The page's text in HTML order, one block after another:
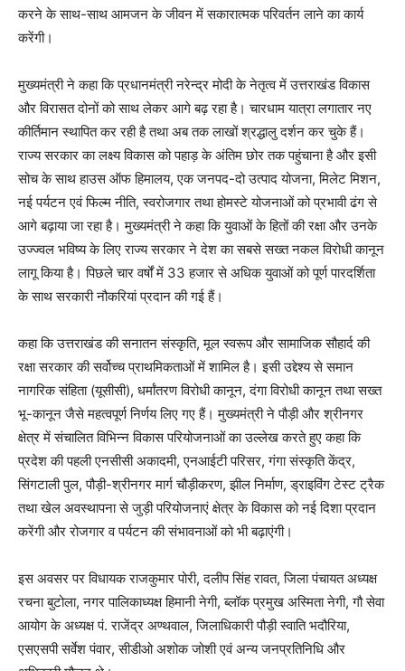
करने के साथ-साथ आमजन के जीवन में सकारात्मक परिवर्तन लाने का कार्य
करेंगी।
मुख्यमंत्री ने कहा कि प्रधानमंत्री नरेन्द्र मोदी के नेतृत्व में उत्तराखंड विकास
और विरासत दोनों को साथ लेकर आगे बढ़ रहा है। चारधाम यात्रा लगातार नए
कीर्तिमान स्थापित कर रही है तथा अब तक लाखों श्रद्धालु दर्शन कर चुके हैं।
राज्य सरकार का लक्ष्य विकास को पहाड़ के अंतिम छोर तक पहुंचाना है और इसी
सोच के साथ हाउस ऑफ हिमालय, एक जनपद-दो उत्पाद योजना, मिलेट मिशन,
नई पर्यटन एवं फिल्म नीति, स्वरोजगार तथा होमस्टे योजनाओं को प्रभावी ढंग से
आगे बढ़ाया जा रहा है। मुख्यमंत्री ने कहा कि युवाओं के हितों की रक्षा और उनके
उज्ज्वल भविष्य के लिए राज्य सरकार ने देश का सबसे सख्त नकल विरोधी कानून
लागू किया है। पिछले चार वर्षों में 33 हजार से अधिक युवाओं को पूर्ण पारदर्शिता
के साथ सरकारी नौकरियां प्रदान की गई हैं।
कहा कि उत्तराखंड की सनातन संस्कृति, मूल स्वरूप और सामाजिक सौहार्द की
रक्षा सरकार की सर्वोच्च प्राथमिकताओं में शामिल है। इसी उद्देश्य से समान
नागरिक संहिता (यूसीसी), धर्मांतरण विरोधी कानून, दंगा विरोधी कानून तथा सख्त
भू-कानून जैसे महत्वपूर्ण निर्णय लिए गए हैं। मुख्यमंत्री ने पौड़ी और श्रीनगर
क्षेत्र में संचालित विभिन्न विकास परियोजनाओं का उल्लेख करते हुए कहा कि
प्रदेश की पहली एनसीसी अकादमी, एनआईटी परिसर, गंगा संस्कृति केंद्र,
सिंगटाली पुल, पौड़ी-श्रीनगर मार्ग चौड़ीकरण, झील निर्माण, ड्राइविंग टेस्ट ट्रैक
तथा खेल अवस्थापना से जुड़ी परियोजनाएं क्षेत्र के विकास को नई दिशा प्रदान
करेंगी और रोजगार व पर्यटन की संभावनाओं को भी बढ़ाएंगी।
इस अवसर पर विधायक राजकुमार पोरी, दलीप सिंह रावत, जिला पंचायत अध्यक्ष
रचना बुटोला, नगर पालिकाध्यक्ष हिमानी नेगी, ब्लॉक प्रमुख अस्मिता नेगी, गौ सेवा
आयोग के अध्यक्ष पं. राजेंद्र अण्थवाल, जिलाधिकारी पौड़ी स्वाति भदौरिया,
एसएसपी सर्वेश पंवार, सीडीओ अशोक जोशी एवं अन्य जनप्रतिनिधि और